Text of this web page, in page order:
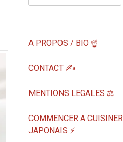
A PROPOS / BIO ☝
CONTACT ✍️
MENTIONS LEGALES ⚖️
COMMENCER A CUISINER
JAPONAIS ⚡